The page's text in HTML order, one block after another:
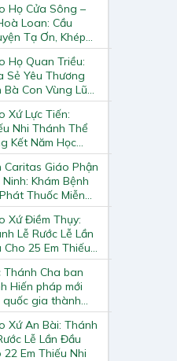
Họ Cửa Sông –
Loan: Cầu
Tạ Ơn, Khép
Huấn Luyện
Lý Viên Cấp II
Họ Quan Triều:
Sẻ Yêu Thương
Bà Con Vùng Lũ
Xứ Lực Tiến:
Nhi Thánh Thể
Kết Năm Học
Lý
Caritas Giáo Phận
Ninh: Khám Bệnh
Thuốc Miễn
Giáo Xứ Đồng
Xứ Điềm Thụy:
Lễ Rước Lễ Lần
Cho 25 Em Thiếu
Thánh Cha ban
Hiến pháp mới
quốc gia thành
Xứ An Bài: Thánh
Lễ Lần Đầu
22 Em Thiếu Nhi